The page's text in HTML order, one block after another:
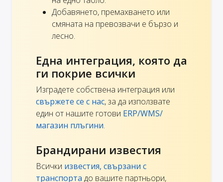
Добавянето, премахването или
смяната на превозвачи е бързо и
лесно.
Една интеграция, която да
ги покрие всички
Изградете собствена интеграция или
свържете се с нас, за да използвате
един от нашите готови ERP/WMS/
магазин плъгини.
Брандирани известия
Всички известия, свързани с
транспорта до вашите партньори,